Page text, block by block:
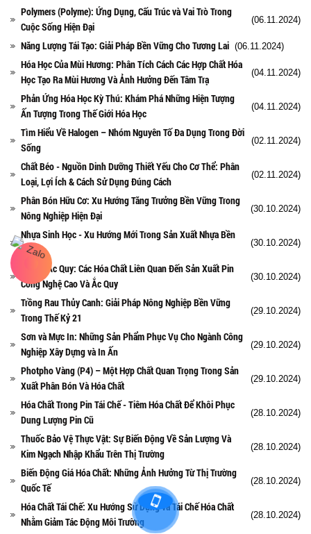
Polymers (Polyme): Ứng Dụng, Cấu Trúc và Vai Trò Trong
Cuộc Sống Hiện Đại
(06.11.2024)
Năng Lượng Tái Tạo: Giải Pháp Bền Vững Cho Tương Lai (06.11.2024)
Hóa Học Của Mùi Hương: Phân Tích Cách Các Hợp Chất Hóa
Học Tạo Ra Mùi Hương Và Ảnh Hưởng Đến Tâm Trạ
(04.11.2024)
Phản Ứng Hóa Học Kỳ Thú: Khám Phá Những Hiện Tượng
Ấn Tượng Trong Thế Giới Hóa Học
(04.11.2024)
Tìm Hiểu Về Halogen – Nhóm Nguyên Tố Đa Dụng Trong Đời
Sống
(02.11.2024)
Chất Béo - Nguồn Dinh Dưỡng Thiết Yếu Cho Cơ Thể: Phân
Loại, Lợi Ích & Cách Sử Dụng Đúng Cách
(02.11.2024)
Phân Bón Hữu Cơ: Xu Hướng Tăng Trưởng Bền Vững Trong
Nông Nghiệp Hiện Đại
(30.10.2024)
Nhựa Sinh Học - Xu Hướng Mới Trong Sản Xuất Nhựa Bền
Vững
(30.10.2024)
Pin Và Ắc Quy: Các Hóa Chất Liên Quan Đến Sản Xuất Pin
Công Nghệ Cao Và Ắc Quy
(30.10.2024)
Trồng Rau Thủy Canh: Giải Pháp Nông Nghiệp Bền Vững
Trong Thế Kỷ 21
(29.10.2024)
Sơn và Mực In: Những Sản Phẩm Phục Vụ Cho Ngành Công
Nghiệp Xây Dựng và In Ấn
(29.10.2024)
Photpho Vàng (P4) – Một Hợp Chất Quan Trọng Trong Sản
Xuất Phân Bón Và Hóa Chất
(29.10.2024)
Hóa Chất Trong Pin Tái Chế - Tiêm Hóa Chất Để Khôi Phục
Dung Lượng Pin Cũ
(28.10.2024)
Thuốc Bảo Vệ Thực Vật: Sự Biến Động Về Sản Lượng Và
Kim Ngạch Nhập Khẩu Trên Thị Trường
(28.10.2024)
Biến Động Giá Hóa Chất: Những Ảnh Hưởng Từ Thị Trường
Quốc Tế
(28.10.2024)
Hóa Chất Tái Chế: Xu Hướng Sử Dụng và Tái Chế Hóa Chất
Nhằm Giảm Tác Động Môi Trường
(28.10.2024)